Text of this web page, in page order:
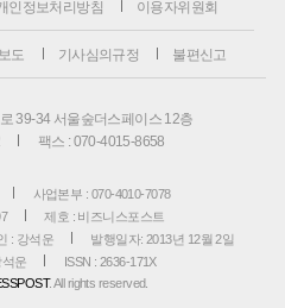
인정보처리방침 이용자위원회
도 기사심의규정 불편신고
39-34 서울숲더스페이스 12층
팩스 : 070-4015-8658
사업본부 : 070-4010-7078
제호 : 비즈니스포스트
: 강석운
발행일자: 2013년 12월 2일
운
ISSN : 2636-171X
. All rights reserved.